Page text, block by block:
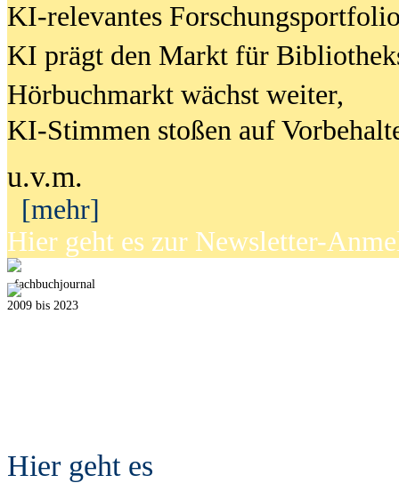
KI-relevantes
KI prägt den Markt für
Hörbuchmarkt wächst weiter,
KI-Stimmen stoßen auf
u.v.m.
[mehr]
Hier geht es zur Newsletter-
fachbuchjournal
2009 bis 2023
Hier geht es